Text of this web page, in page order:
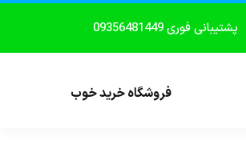
پشتیبانی فوری 09356481449
فروشگاه خرید خوب